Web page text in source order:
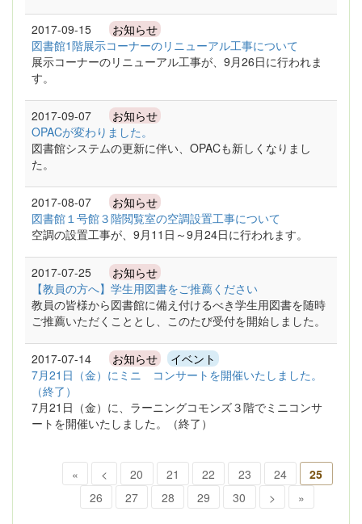
2017-09-15 お知らせ
図書館1階展示コーナーのリニューアル工事について
展示コーナーのリニューアル工事が、9月26日に行われま
す。
2017-09-07 お知らせ
OPACが変わりました。
図書館システムの更新に伴い、OPACも新しくなりまし
た。
2017-08-07 お知らせ
図書館１号館３階閲覧室の空調設置工事について
空調の設置工事が、9月11日～9月24日に行われます。
2017-07-25 お知らせ
【教員の方へ】学生用図書をご推薦ください
教員の皆様から図書館に備え付けるべき学生用図書を随時
ご推薦いただくこととし、このたび受付を開始しました。
2017-07-14 お知らせ イベント
7月21日（金）にミニ コンサートを開催いたしました。
（終了）
7月21日（金）に、ラーニングコモンズ３階でミニコンサ
ートを開催いたしました。（終了）
« < 20 21 22 23 24
25
26
27 28 29 30 > »